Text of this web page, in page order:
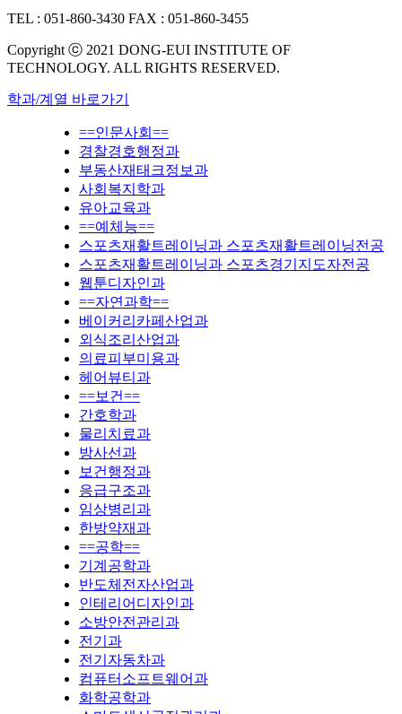
TEL : 051-860-3430 FAX : 051-860-3455
Copyright ⓒ 2021 DONG-EUI INSTITUTE OF
TECHNOLOGY. ALL RIGHTS RESERVED.
학과/계열 바로가기
==인문사회==
경찰경호행정과
부동산재태크정보과
사회복지학과
유아교육과
==예체능==
스포츠재활트레이닝과 스포츠재활트레이닝전공
스포츠재활트레이닝과 스포츠경기지도자전공
웹툰디자인과
==자연과학==
베이커리카페산업과
외식조리산업과
의료피부미용과
헤어뷰티과
==보건==
간호학과
물리치료과
방사선과
보건행정과
응급구조과
임상병리과
한방약재과
==공학==
기계공학과
반도체전자산업과
인테리어디자인과
소방안전관리과
전기과
전기자동차과
컴퓨터소프트웨어과
화학공학과